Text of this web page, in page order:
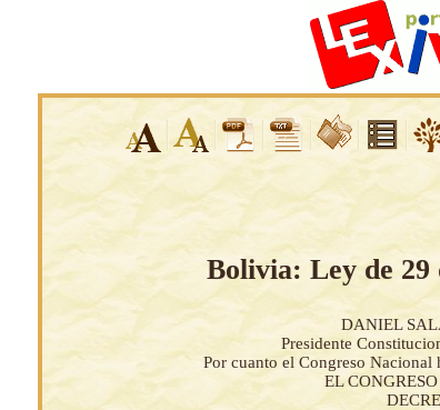
Bolivia: Ley de 29
DANIEL
Presidente
Por cuanto el Congreso Nacional
EL